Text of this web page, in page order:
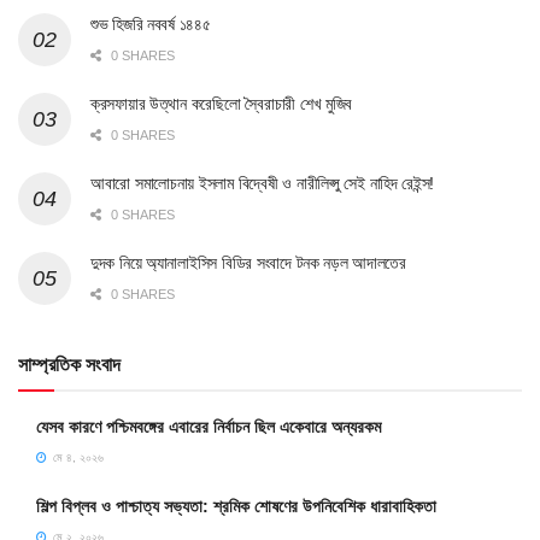
শুভ হিজরি নববর্ষ ১৪৪৫
0 SHARES
ক্রসফায়ার উত্থান করেছিলো স্বৈরাচারী শেখ মুজিব
0 SHARES
আবারো সমালোচনায় ইসলাম বিদ্বেষী ও নারীলিপ্সু সেই নাহিদ রেইন্স!
0 SHARES
দুদক নিয়ে অ্যানালাইসিস বিডির সংবাদে টনক নড়ল আদালতের
0 SHARES
সাম্প্রতিক সংবাদ
যেসব কারণে পশ্চিমবঙ্গের এবারের নির্বাচন ছিল একেবারে অন্যরকম
মে ৪, ২০২৬
শিল্প বিপ্লব ও পাশ্চাত্য সভ্যতা: শ্রমিক শোষণের উপনিবেশিক ধারাবাহিকতা
মে ২, ২০২৬